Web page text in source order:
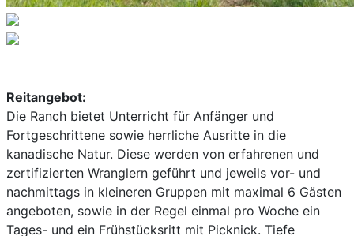
Reitangebot:
Die Ranch bietet Unterricht für Anfänger und
Fortgeschrittene sowie herrliche Ausritte in die
kanadische Natur. Diese werden von erfahrenen und
zertifizierten Wranglern geführt und jeweils vor- und
nachmittags in kleineren Gruppen mit maximal 6 Gästen
angeboten, sowie in der Regel einmal pro Woche ein
Tages- und ein Frühstücksritt mit Picknick. Tiefe